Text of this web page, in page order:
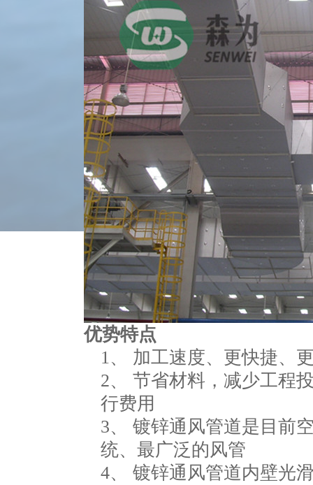
优势特点
1、 加工速度、更快捷、
2、 节省材料，减少工程
行费用
3、 镀锌通风管道是目前
统、最广泛的风管
4、 镀锌通风管道内壁光